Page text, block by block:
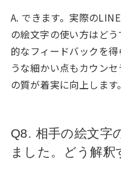
A. できます。実際の
の絵文字の使い方はど
的なフィードバックを
うな細かい点もカウン
の質が着実に向上します。
Q8. 相手の絵文字
ました。どう解釈